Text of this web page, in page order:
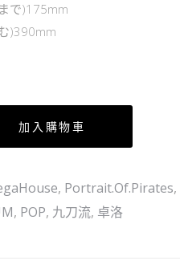
で)175mm
)390mm
加入購物車
, Portrait.Of.Pirates,
, POP, 九刀流, 卓洛